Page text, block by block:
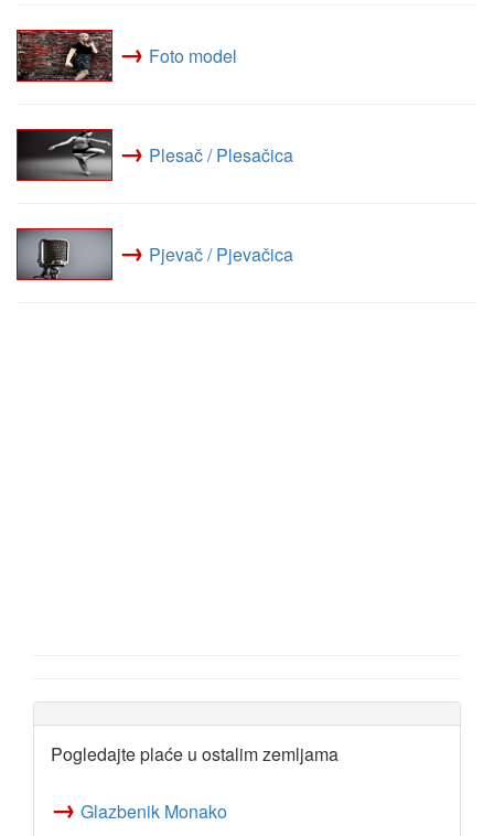
→ Foto model
→ Plesač / Plesačica
→ Pjevač / Pjevačica
Pogledajte plaće u ostalim zemljama
→ Glazbenik Monako